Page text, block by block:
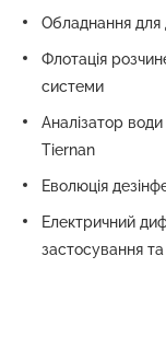
Обладнання для
Флотація
системи
Аналізатор
Tiernan
Еволюція
Електричний
застосування